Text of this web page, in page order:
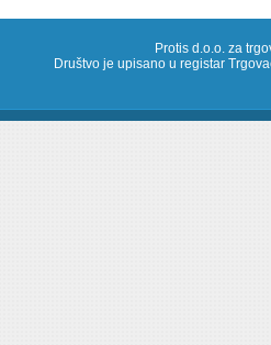
Protis d.o.o. za
Društvo je upisano u registar